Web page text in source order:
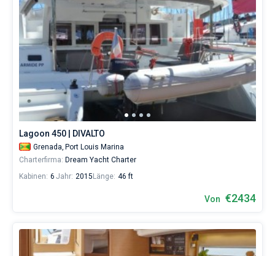
Lagoon 450 | DIVALTO
Grenada, Port Louis Marina
Charterfirma: Dream Yacht Charter
Kabinen: 6 Jahr: 2015 Länge: 46 ft
Von €2434